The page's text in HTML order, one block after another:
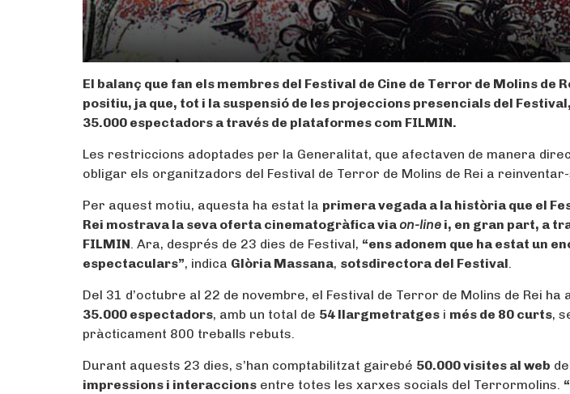
El balanç que fan els membres del Festival de Cine de Terror de Molins de
positiu, ja que, tot i la suspensió de les projeccions presencials del
35.000 espectadors a través de plataformes com FILMIN.
Les restriccions adoptades per la Generalitat, que afectaven de manera
obligar els organitzadors del Festival de Terror de Molins de Rei a
Per aquest motiu, aquesta ha estat la primeravegada a la història que el
Rei mostrava la seva oferta cinematogràfica viaon-line i, en gran part, a
FILMIN. Ara, després de 23 dies de Festival, “ens adonem que ha estat un
espectaculars”, indica Glòria Massana, sotsdirectora del Festival.
Del 31 d’octubre al 22 de novembre, el Festival de Terror de Molins de Rei
35.000 espectadors, amb un total de 54 llargmetratges i més de 80 curts,
pràcticament 800 treballs rebuts.
Durant aquests 23 dies, s’han comptabilitzat gairebé 50.000 visites al web
impressions i interaccions entre totes les xarxes socials del Terrormolins.